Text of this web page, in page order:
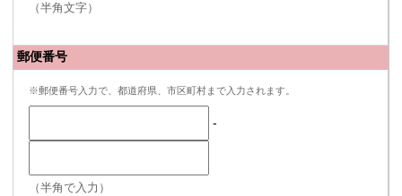
（半角文字）
郵便番号
※郵便番号入力で、都道府県、市区町村まで入力されます。
-
（半角で入力）